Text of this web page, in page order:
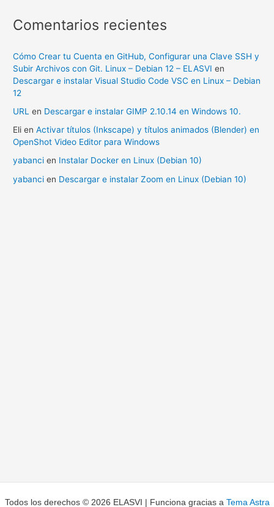
Comentarios recientes
Cómo Crear tu Cuenta en GitHub, Configurar una Clave SSH y
Subir Archivos con Git. Linux – Debian 12 – ELASVI en
Descargar e instalar Visual Studio Code VSC en Linux – Debian
12
URL en Descargar e instalar GIMP 2.10.14 en Windows 10.
Eli enActivar títulos (Inkscape) y títulos animados (Blender) en
OpenShot Video Editor para Windows
yabanci en Instalar Docker en Linux (Debian 10)
yabanci en Descargar e instalar Zoom en Linux (Debian 10)
Todos los derechos © 2026 ELASVI | Funciona gracias a Tema Astra